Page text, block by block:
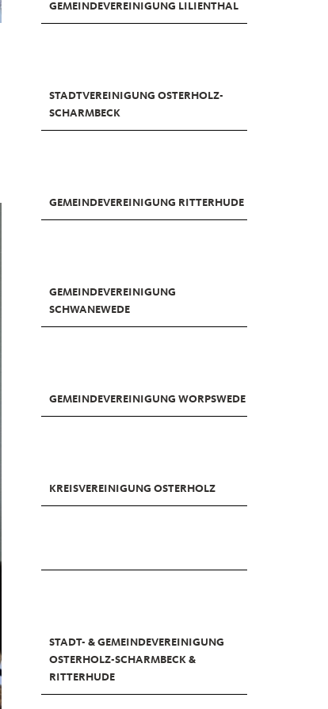
GEMEINDEVEREINIGUNG LILIENTHAL
STADTVEREINIGUNG OSTERHOLZ-
SCHARMBECK
GEMEINDEVEREINIGUNG RITTERHUDE
GEMEINDEVEREINIGUNG
SCHWANEWEDE
GEMEINDEVEREINIGUNG WORPSWEDE
KREISVEREINIGUNG OSTERHOLZ
STADT- & GEMEINDEVEREINIGUNG
OSTERHOLZ-SCHARMBECK &
RITTERHUDE